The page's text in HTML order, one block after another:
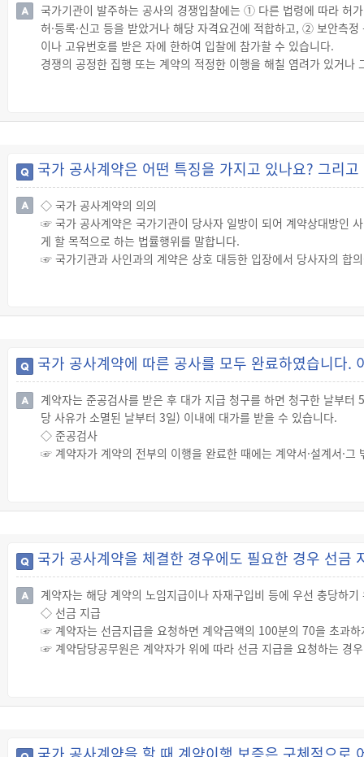
국가기관이 발주하는 공사의 경쟁입찰에는 ① 다른 법령에 따라 허가
허·등록·신고 등을 받았거나 해당 자격요건에 적합하고, ② 보안측
이나 고유번호를 받은 자에 한하여 입찰에 참가할 수 있습니다.
경쟁의 공정한 집행 또는 계약의 적정한 이행을 해칠 염려가 있거
국가 공사계약은 어떤 특징을 가지고 있나요? 그리
◇ 국가 공사계약의 의의
☞ 국가 공사계약은 국가기관이 당사자 일방이 되어 계약상대방인
게 할 목적으로 하는 법률행위를 말합니다.
☞ 국가기관과 사인과의 계약은 상호 대등한 입장에서 당사자의 합
☞ 국가 계약을 체결하려는 경우에는 원칙적으로 일반경쟁에 부쳐
국가 공사계약에 따른 공사를 모두 완료하였습니다.
계약자는 준공검사를 받은 후 대가 지급 청구를 하면 청구한 날부
당 사유가 소멸된 날부터 3일) 이내에 대가를 받을 수 있습니다.
◇ 준공검사
☞ 계약자가 계약의 전부의 이행을 완료한 때에는 계약서·설계서·그
☞ 준공검사가 완료된 때에는 그 결과가 지체 없이 계약자에게 통지
의 대가를 지급합니다.
☞ 공사계약의 대가는 검사완료 후 계약자의 대가 지급청구를 받은
국가 공사계약을 체결한 경우에도 필요한 경우 선금
계약자는 해당 계약의 노임지급이나 자재구입비 등에 우선 충당하
◇ 선금 지급
☞ 계약자는 선금지급을 요청하면 계약금액의 100분의 70을 초과
☞ 계약담당공무원은 계약자가 위에 따라 선금 지급을 요청하는 경
☞ 계약담당공무원은 자금사정 등 불가피한 사유로 선금 지급이 불